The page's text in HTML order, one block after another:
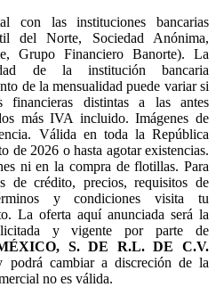
con las instituciones bancarias
del Norte, Sociedad Anónima,
Grupo Financiero Banorte). La
de la institución bancaria
de la mensualidad puede variar si
financieras distintas a las antes
más IVA incluido. Imágenes de
Válida en toda la República
de 2026 o hasta agotar existencias.
ni en la compra de flotillas. Para
de crédito, precios, requisitos de
y condiciones visita tu
La oferta aquí anunciada será la
y vigente por parte de
S. DE R.L. DE C.V.
podrá cambiar a discreción de la
no es válida.